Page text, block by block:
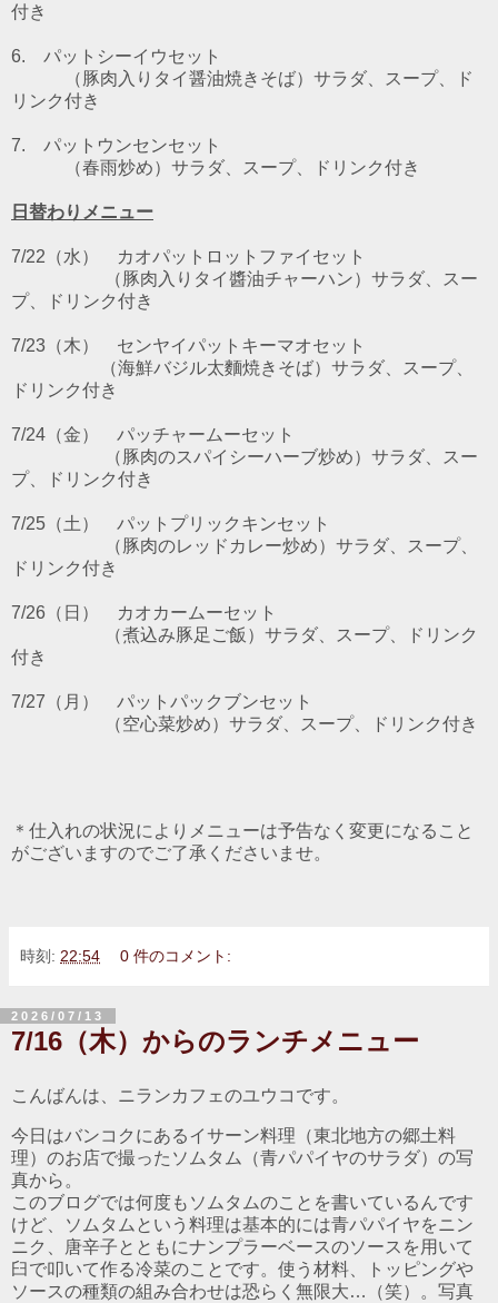
付き
6. パットシーイウセット
（豚肉入りタイ醤油焼きそば）サラダ、スープ、ド
リンク付き
7. パットウンセンセット
（春雨炒め）サラダ、スープ、ドリンク付き
日替わりメニュー
7/22（水） カオパットロットファイ セット
（豚肉入りタイ醬油チャーハン）サラダ、スー
プ、ドリンク付き
7/23 （木） センヤイパットキーマオセット
（海鮮バジル太麵焼きそば）サラダ、スープ、
ドリンク付き
7/24（金） パッチャームーセット
（豚肉のスパイシーハーブ炒め）サラダ、スー
プ、ドリンク付き
7/25（土） パットプリックキンセット
（豚肉のレッドカレー炒め）サラダ、スープ、
ドリンク付き
7/26（日） カオカームーセット
（煮込み豚足ご飯）サラダ、スープ、ドリンク
付き
7/27 （月） パットパックブンセット
（空心菜炒め）サラダ、スープ、ドリンク付き
＊仕入れの状況によりメニューは予告なく変更になること
がございますのでご了承くださいませ。
時刻: 22:54 0 件のコメント:
2026/07/13
7/16（木）からのランチメニュー
こんばんは、ニランカフェのユウコです。
今日はバンコクにあるイサーン料理（東北地方の郷土料
理）のお店で撮ったソムタム（青パパイヤのサラダ）の写
真から。
このブログでは何度もソムタムのことを書いているんです
けど、ソムタムという料理は基本的には青パパイヤをニン
ニク、唐辛子とともにナンプラーベースのソースを用いて
臼で叩いて作る冷菜のことです。使う材料、トッピングや
ソースの種類の組み合わせは恐らく無限大…（笑）。写真